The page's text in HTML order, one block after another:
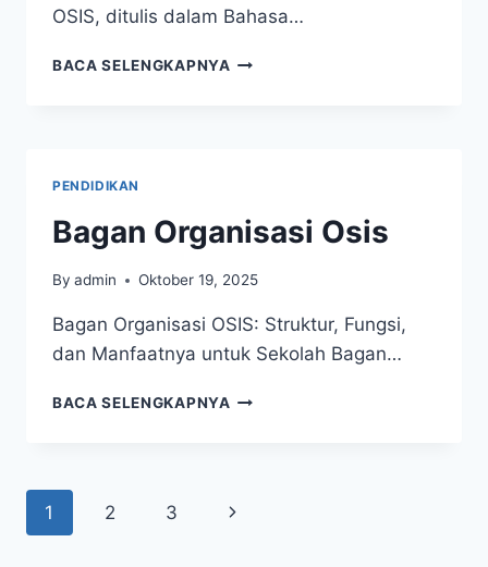
OSIS, ditulis dalam Bahasa…
BACA SELENGKAPNYA TENTANG
PENDIDIKAN
Bagan Organisasi Osis
By admin Oktober 19, 2025
Bagan Organisasi OSIS: Struktur, Fungsi,
dan Manfaatnya untuk Sekolah Bagan…
BACA SELENGKAPNYA BAGAN
Page
1 2 3
Next